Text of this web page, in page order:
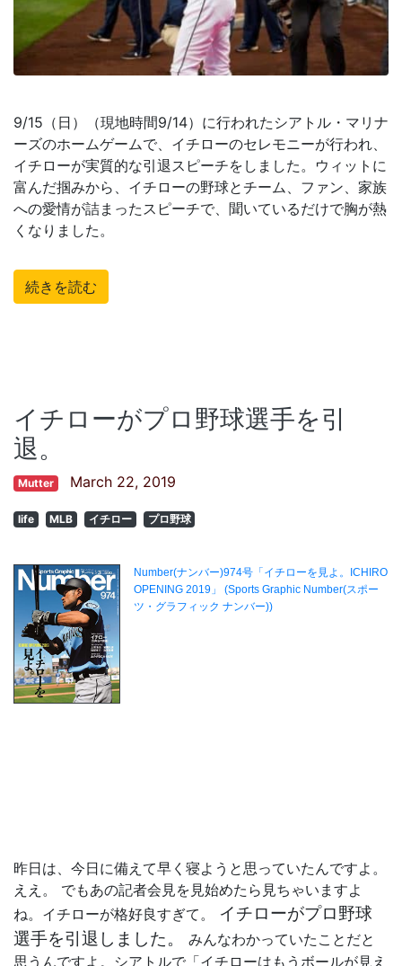
9/15（日）（現地時間9/14）に行われたシアトル・マリナ
ーズのホームゲームで、イチローのセレモニーが行われ、
イチローが実質的な引退スピーチをしました。ウィットに
富んだ掴みから、イチローの野球とチーム、ファン、家族
への愛情が詰まったスピーチで、聞いているだけで胸が熱
くなりました。
続きを読む
イチローがプロ野球選手を引
退。
Mutter March 22, 2019
life MLB イチロー プロ野球
昨日は、今日に備えて早く寝ようと思っていたんですよ。
ええ。 でもあの記者会見を見始めたら見ちゃいますよ
ね。イチローが格好良すぎて。 イチローがプロ野球
選手を引退しました。
みんなわかっていたことだと
思うんですよ。シアトルで「イチローはもうボールが見え